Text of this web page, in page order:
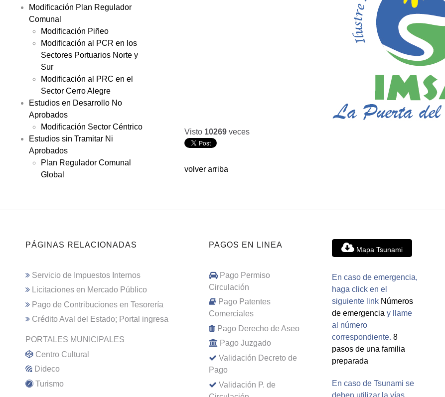
Modificación Plan Regulador
Comunal
Modificación Piñeo
Modificación al PCR en los
Sectores Portuarios Norte y
Sur
Modificación al PRC en el
Sector Cerro Alegre
Estudios en Desarrollo No
Aprobados
Modificación Sector Céntrico
Estudios sin Tramitar Ni
Aprobados
Plan Regulador Comunal
Global
Visto 10269 veces
volver arriba
PÁGINAS RELACIONADAS
Servicio de Impuestos Internos
Licitaciones en Mercado Público
Pago de Contribuciones en Tesorería
Crédito Aval del Estado; Portal ingresa
PORTALES MUNICIPALES
Centro Cultural
Dideco
Turismo
PAGOS EN LINEA
Pago Permiso
Circulación
Pago Patentes
Comerciales
Pago Derecho de Aseo
Pago Juzgado
Validación Decreto de
Pago
Validación P. de
Mapa Tsunami
En caso de emergencia,
haga click en el
siguiente link Números
de emergencia y llame
al número
correspondiente. 8
pasos de una familia
preparada
En caso de Tsunami se
deben utilizar la vías